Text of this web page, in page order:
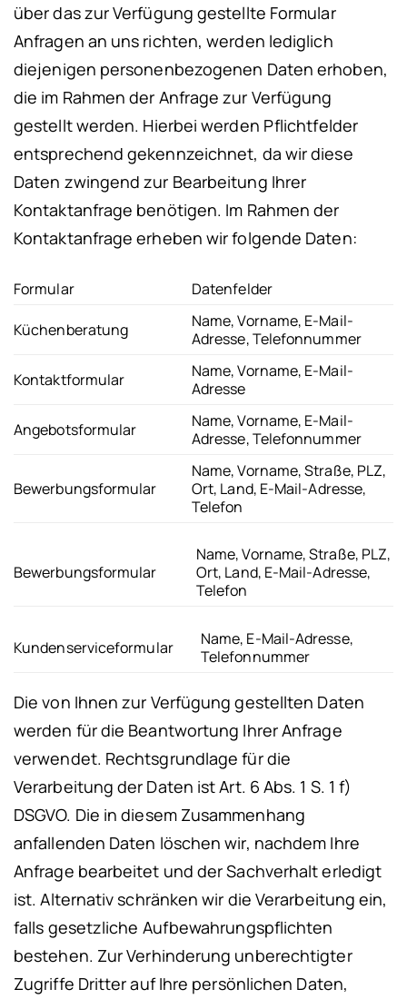
über das zur Verfügung gestellte Formular
Anfragen an uns richten, werden lediglich
diejenigen personenbezogenen Daten erhoben,
die im Rahmen der Anfrage zur Verfügung
gestellt werden. Hierbei werden Pflichtfelder
entsprechend gekennzeichnet, da wir diese
Daten zwingend zur Bearbeitung Ihrer
Kontaktanfrage benötigen. Im Rahmen der
Kontaktanfrage erheben wir folgende Daten:
Formular Datenfelder
Küchenberatung
Name, Vorname, E-Mail-
Adresse, Telefonnummer
Kontaktformular
Name, Vorname, E-Mail-
Adresse
Angebotsformular
Name, Vorname, E-Mail-
Adresse, Telefonnummer
Bewerbungsformular
Name, Vorname, Straße, PLZ,
Ort, Land, E-Mail-Adresse,
Telefon
Bewerbungsformular
Name, Vorname, Straße, PLZ,
Ort, Land, E-Mail-Adresse,
Telefon
Kundenserviceformular
Name, E-Mail-Adresse,
Telefonnummer
Die von Ihnen zur Verfügung gestellten Daten
werden für die Beantwortung Ihrer Anfrage
verwendet. Rechtsgrundlage für die
Verarbeitung der Daten ist Art. 6 Abs. 1 S. 1 f)
DSGVO. Die in diesem Zusammenhang
anfallenden Daten löschen wir, nachdem Ihre
Anfrage bearbeitet und der Sachverhalt erledigt
ist. Alternativ schränken wir die Verarbeitung ein,
falls gesetzliche Aufbewahrungspflichten
bestehen. Zur Verhinderung unberechtigter
Zugriffe Dritter auf Ihre persönlichen Daten,